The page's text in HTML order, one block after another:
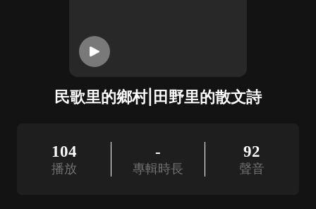
民歌里的鄉村|田野里的散文詩
104
播放
-
專輯時長
92
聲音